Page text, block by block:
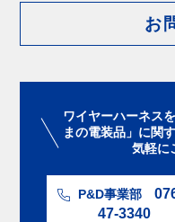
お
ワイヤーハーネス
まの電装品」に関
気軽に
P&D事業部
47-3340